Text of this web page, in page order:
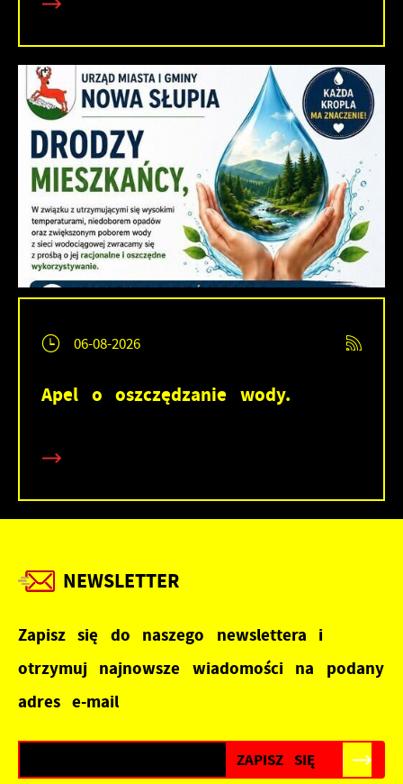
06-08-2026
Apel o oszczędzanie wody.
NEWSLETTER
Zapisz się do naszego newslettera i
otrzymuj najnowsze wiadomości na podany
adres e-mail